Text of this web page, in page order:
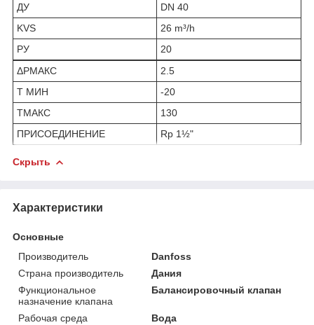
ДУ
DN 40
KVS
26 m³/h
РУ
20
ΔРМАКС
2.5
Т МИН
-20
ТМАКС
130
ПРИСОЕДИНЕНИЕ
Rp 1½"
Скрыть
Характеристики
Основные
Производитель
Danfoss
Страна производитель
Дания
Функциональное
назначение клапана
Балансировочный клапан
Рабочая среда
Вода